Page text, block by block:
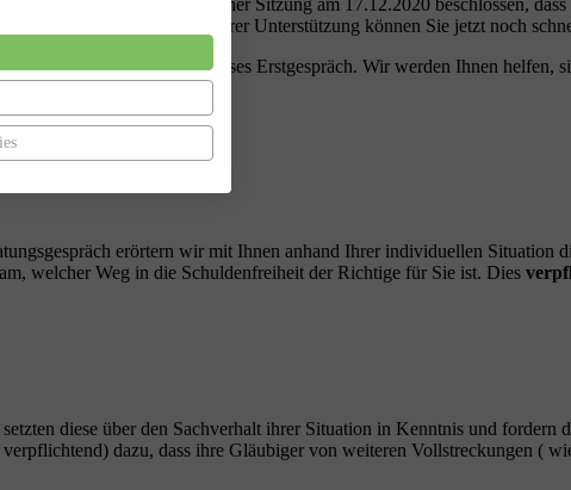
Bundestag hat in seiner Sitzung am 17.12.2020 beschlossen,
maximal drei Jahre! Mit unserer Unterstützung können Sie jetzt noch
vereinbaren Sie ein kostenloses Erstgespräch. Wir werden Ihnen
in greifbare Nähe bringen.
erörtern wir mit Ihnen anhand Ihrer individuellen
welcher Weg in die Schuldenfreiheit der Richtige für Sie ist. Dies
diese über den Sachverhalt ihrer Situation in Kenntnis und fordern
dazu, dass ihre Gläubiger von weiteren Vollstreckungen (